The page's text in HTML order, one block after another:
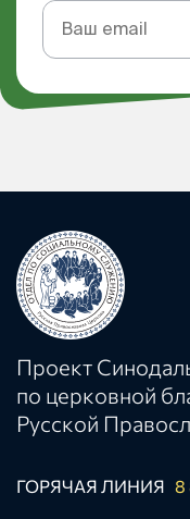
Подписка
на
Проект
по церковной
Русской
ГОРЯЧАЯ ЛИНИЯ 8